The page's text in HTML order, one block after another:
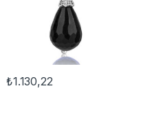
₺1.130,22